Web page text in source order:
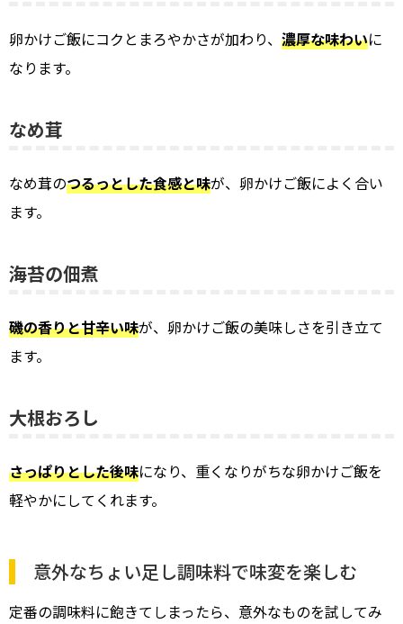
卵かけご飯にコクとまろやかさが加わり、 濃厚な味わいに
なります。
なめ茸
なめ茸のつるっとした食感と味が、卵かけご飯によく合い
ます。
海苔の佃煮
磯の香りと甘辛い味が、卵かけご飯の美味しさを引き立て
ます。
大根おろし
さっぱりとした後味になり、重くなりがちな卵かけご飯を
軽やかにしてくれます。
意外なちょい足し調味料で味変を楽しむ
定番の調味料に飽きてしまったら、意外なものを試してみ